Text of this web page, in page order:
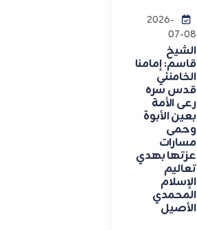
2026-
07-08
الشيخ
قاسم: إمامنا
الخامنئي
قدس سره
رعى الأمة
بعين الأبوة
وحمى
مسارات
عزتها بهدي
تعاليم
الإسلام
المحمدي
الأصيل